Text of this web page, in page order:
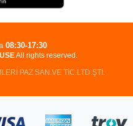
All rights reserved.
PAZ.SAN.VE TİC.LTD.ŞTİ.
08:30-17:30